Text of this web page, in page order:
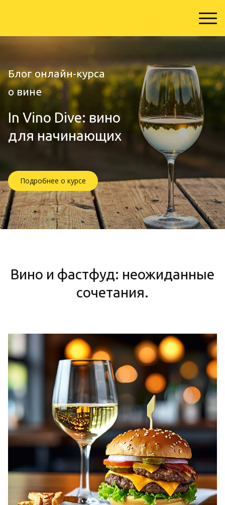
Блог онлайн-курса
о вине
In Vino Dive: вино
для начинающих
Подробнее о курсе
Вино и фастфуд: неожиданные
сочетания.